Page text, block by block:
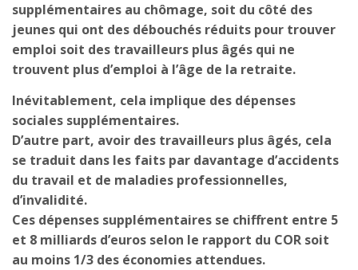
supplémentaires au chômage, soit du côté des
jeunes qui ont des débouchés réduits pour trouver
emploi soit des travailleurs plus âgés qui ne
trouvent plus d’emploi à l’âge de la retraite.
Inévitablement, cela implique des dépenses
sociales supplémentaires.
D’autre part, avoir des travailleurs plus âgés, cela
se traduit dans les faits par davantage d’accidents
du travail et de maladies professionnelles,
d’invalidité.
Ces dépenses supplémentaires se chiffrent entre 5
et 8 milliards d’euros selon le rapport du COR soit
au moins 1/3 des économies attendues.